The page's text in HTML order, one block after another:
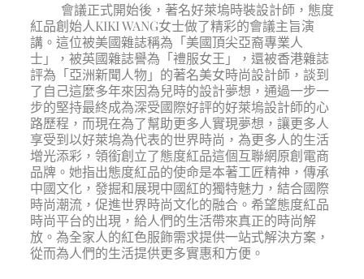
會議正式開始後，著名好萊塢時裝設計師，態度
紅品創始人KIKI WANG女士做了精彩的會議主旨演
講。這位被美國雜誌稱為「美國頂尖亞裔專業人
士」，被英國雜誌譽為「禮服女王」，還被香港雜誌
評為「亞洲新聞人物」的著名美女時尚設計師，談到
了自己這麼多年來因為兒時的設計夢想，通過一步一
步的堅持最終成為深受國際好評的好萊塢設計師的心
路歷程，而現在為了幫助更多人實現夢想，讓更多人
享受到以好萊塢為代表的世界時尚，為更多人的生活
增光添彩，領銜創立了態度紅品這個互聯網原創電商
品牌。她指出態度紅品的使命是本著工匠精神，傳承
中國文化，發掘和展現中國紅的獨特魅力，結合國際
時尚潮流，促進世界時尚文化的融合。希望態度紅品
時尚平台的出現，給人們的生活帶來真正的時尚解
放。為全家人的紅色服飾需求提供一站式解決方案，
從而為人們的生活提供更多實惠和方便。